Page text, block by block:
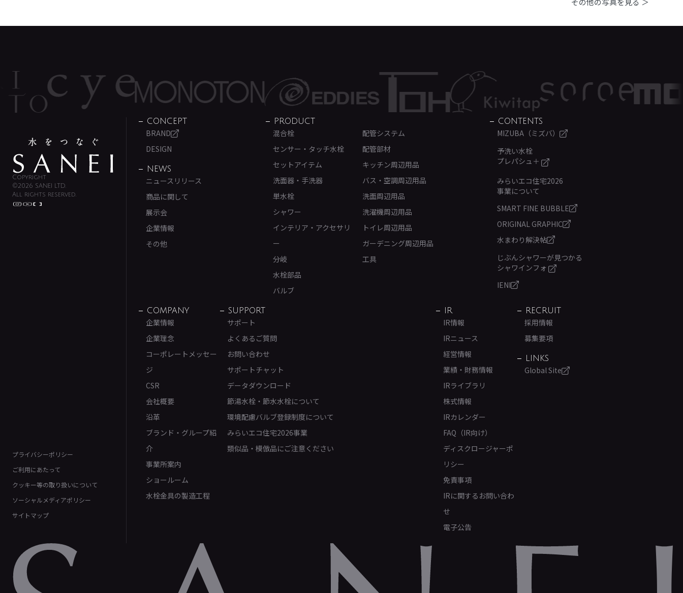
Copyright
©2026 SANEI LTD.
All rights reserved.
プライバシーポリシー
ご利用にあたって
クッキー等の取り扱いについて
ソーシャルメディアポリシー
サイトマップ
CONCEPT
BRAND
DESIGN
NEWS
ニュースリリース
商品に関して
展示会
企業情報
その他
PRODUCT
混合栓
センサー・タッチ水栓
セットアイテム
洗面器・手洗器
単水栓
シャワー
インテリア・アクセサリ
ー
分岐
水栓部品
バルブ
配管システム
配管部材
キッチン周辺用品
バス・空調周辺用品
洗面周辺用品
洗濯機周辺用品
トイレ周辺用品
ガーデニング周辺用品
工具
CONTENTS
MIZUBA（ミズバ）
予洗い水栓
プレパシュ＋
みらいエコ住宅2026
事業について
SMART FINE BUBBLE
ORIGINAL GRAPHIC
水まわり解決帖
じぶんシャワーが見つかる
シャワインフォ
IENI
COMPANY
企業情報
企業理念
コーポレートメッセー
ジ
CSR
会社概要
沿革
ブランド・グループ紹
介
事業所案内
ショールーム
水栓金具の製造工程
SUPPORT
サポート
よくあるご質問
お問い合わせ
サポートチャット
データダウンロード
節湯水栓・節水水栓について
環境配慮バルブ登録制度について
みらいエコ住宅2026事業
類似品・模倣品にご注意ください
IR
IR情報
IRニュース
経営情報
業績・財務情報
IRライブラリ
株式情報
IRカレンダー
FAQ（IR向け）
ディスクロージャーポ
リシー
免責事項
IRに関するお問い合わ
せ
電子公告
RECRUIT
採用情報
募集要項
LINKS
Global Site